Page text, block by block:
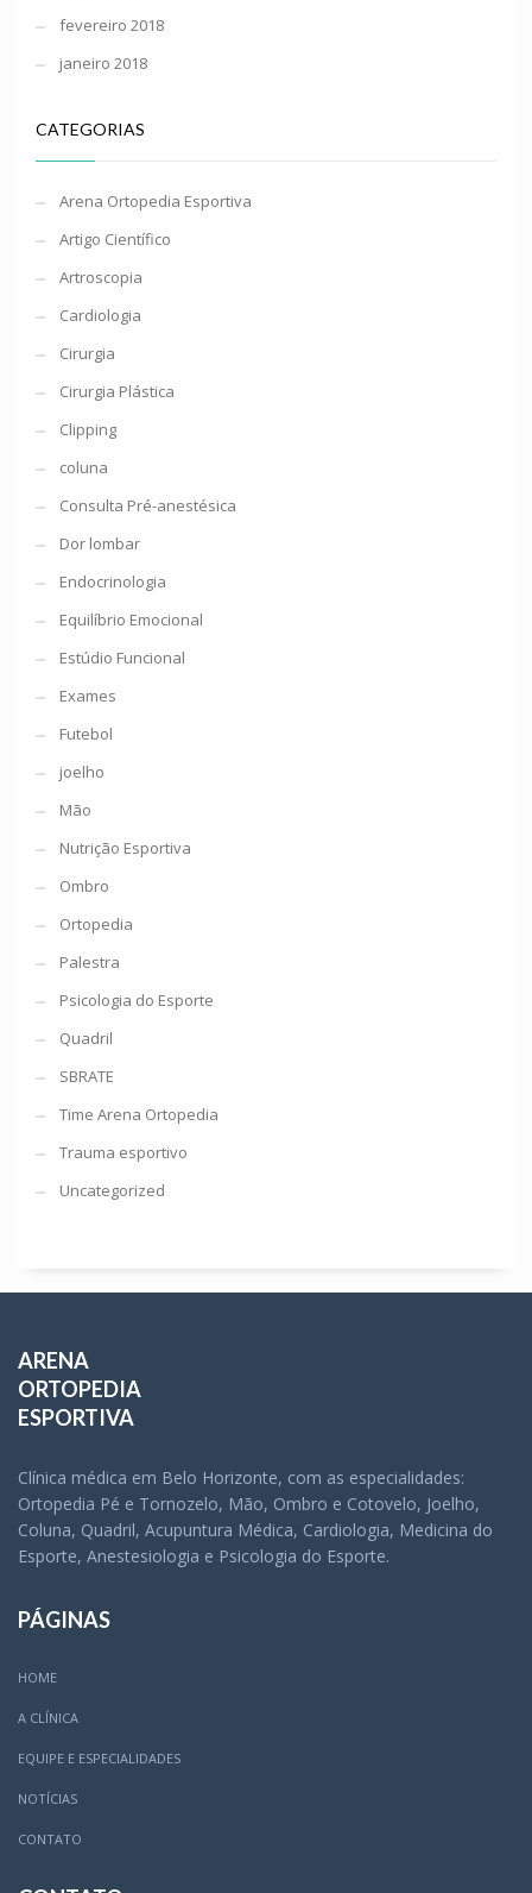
fevereiro 2018
janeiro 2018
CATEGORIAS
Arena Ortopedia Esportiva
Artigo Científico
Artroscopia
Cardiologia
Cirurgia
Cirurgia Plástica
Clipping
coluna
Consulta Pré-anestésica
Dor lombar
Endocrinologia
Equilíbrio Emocional
Estúdio Funcional
Exames
Futebol
joelho
Mão
Nutrição Esportiva
Ombro
Ortopedia
Palestra
Psicologia do Esporte
Quadril
SBRATE
Time Arena Ortopedia
Trauma esportivo
Uncategorized
ARENA
ORTOPEDIA
ESPORTIVA
Clínica médica em Belo Horizonte, com as especialidades:
Ortopedia Pé e Tornozelo, Mão, Ombro e Cotovelo, Joelho,
Coluna, Quadril, Acupuntura Médica, Cardiologia, Medicina do
Esporte, Anestesiologia e Psicologia do Esporte.
PÁGINAS
HOME
A CLÍNICA
EQUIPE E ESPECIALIDADES
NOTÍCIAS
CONTATO